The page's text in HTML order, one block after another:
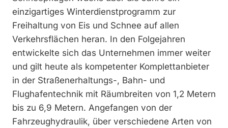
einzigartiges Winterdienstprogramm zur
Freihaltung von Eis und Schnee auf allen
Verkehrsflächen heran. In den Folgejahren
entwickelte sich das Unternehmen immer weiter
und gilt heute als kompetenter Komplettanbieter
in der Straßenerhaltungs-, Bahn- und
Flughafentechnik mit Räumbreiten von 1,2 Metern
bis zu 6,9 Metern. Angefangen von der
Fahrzeughydraulik, über verschiedene Arten von